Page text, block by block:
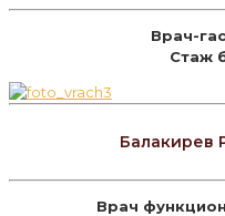
Врач-
Стаж
Балакирев
Врач